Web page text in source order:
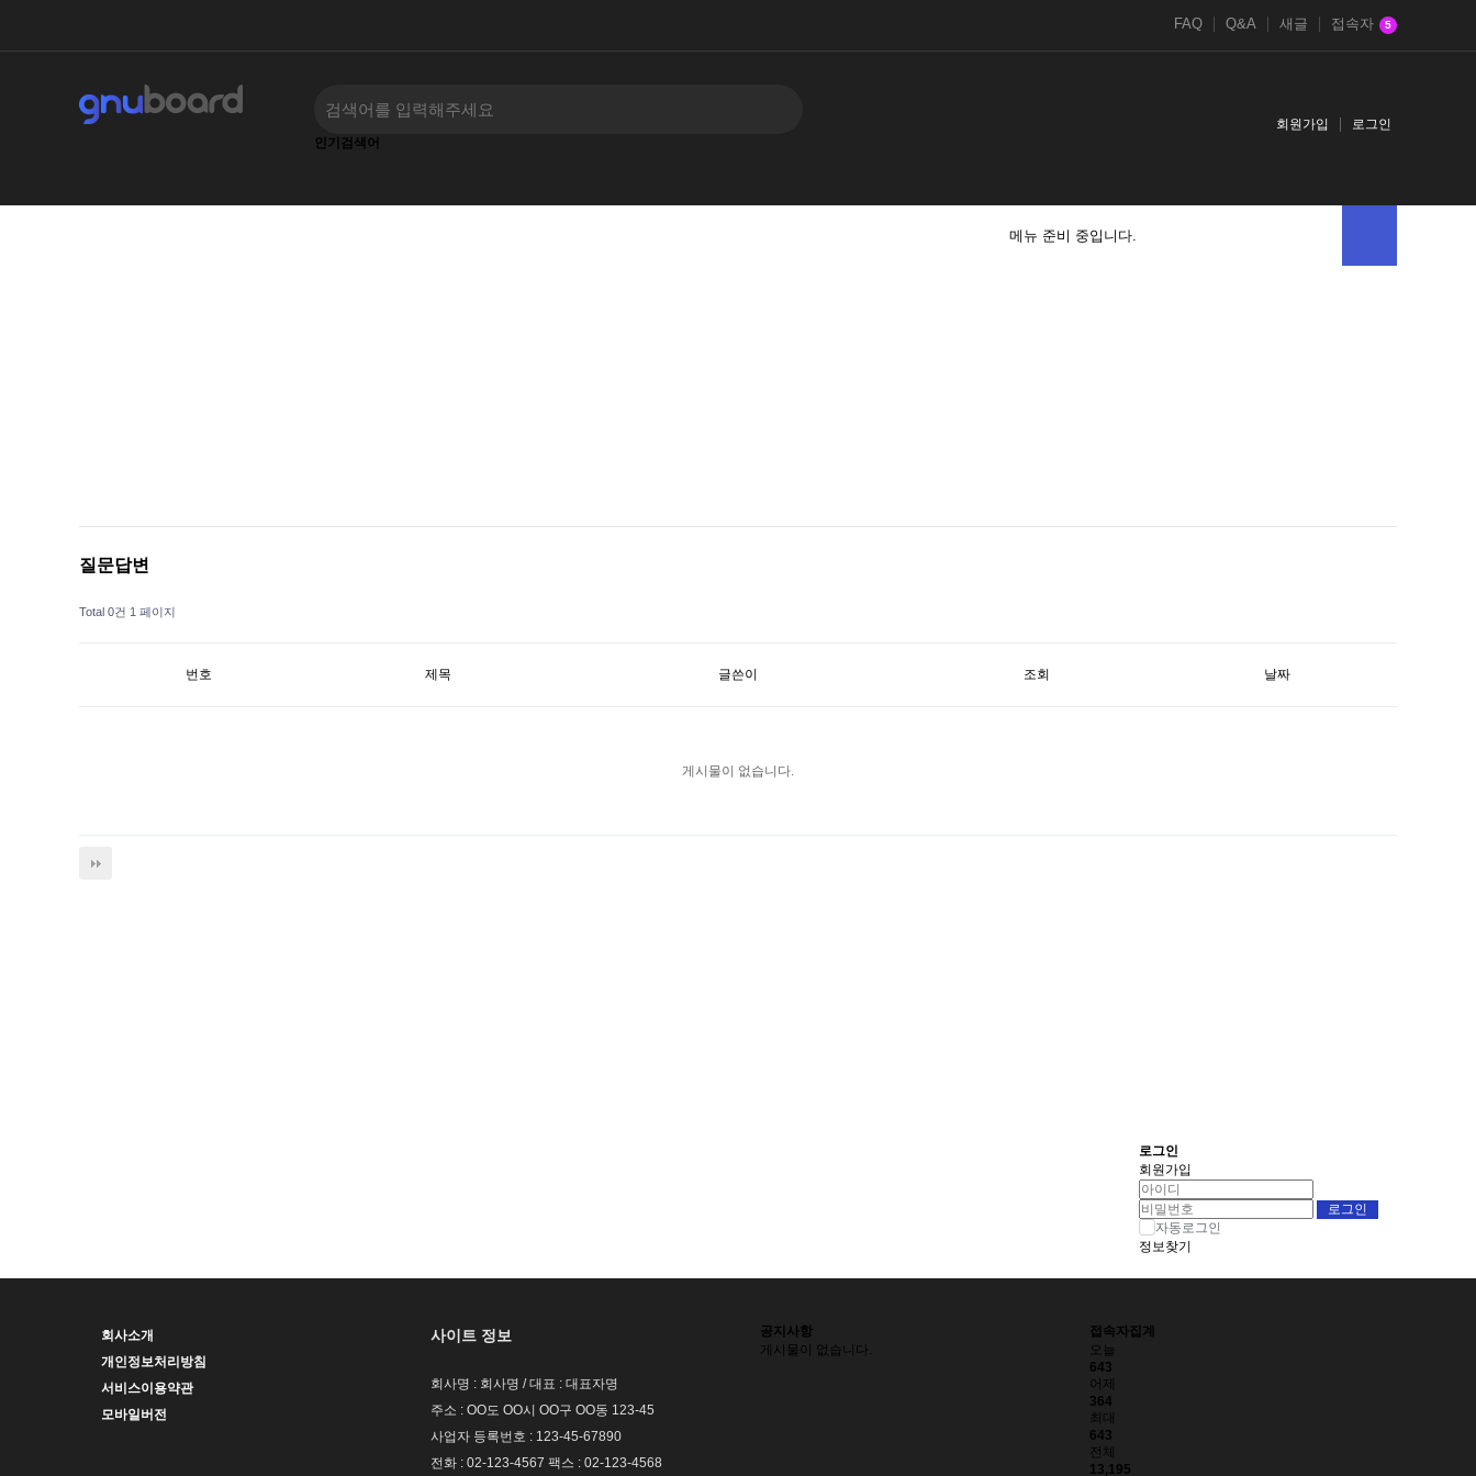
FAQ Q&A 새글 접속자 5
인기검색어
회원가입 로그인
메뉴 준비 중입니다.
질문답변
Total 0건 1 페이지
번호 제목 글쓴이 조회 날짜
게시물이 없습니다.
로그인
회원가입
자동로그인
정보찾기
회사소개
개인정보처리방침
서비스이용약관
모바일버전
사이트 정보
회사명 : 회사명 / 대표 : 대표자명
주소 : OO도 OO시 OO구 OO동 123-45
사업자 등록번호 : 123-45-67890
전화 : 02-123-4567 팩스 : 02-123-4568
공지사항
게시물이 없습니다.
접속자집계
오늘
643
어제
364
최대
643
전체
13,195